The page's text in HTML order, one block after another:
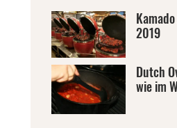
2019
Dutch
wie im